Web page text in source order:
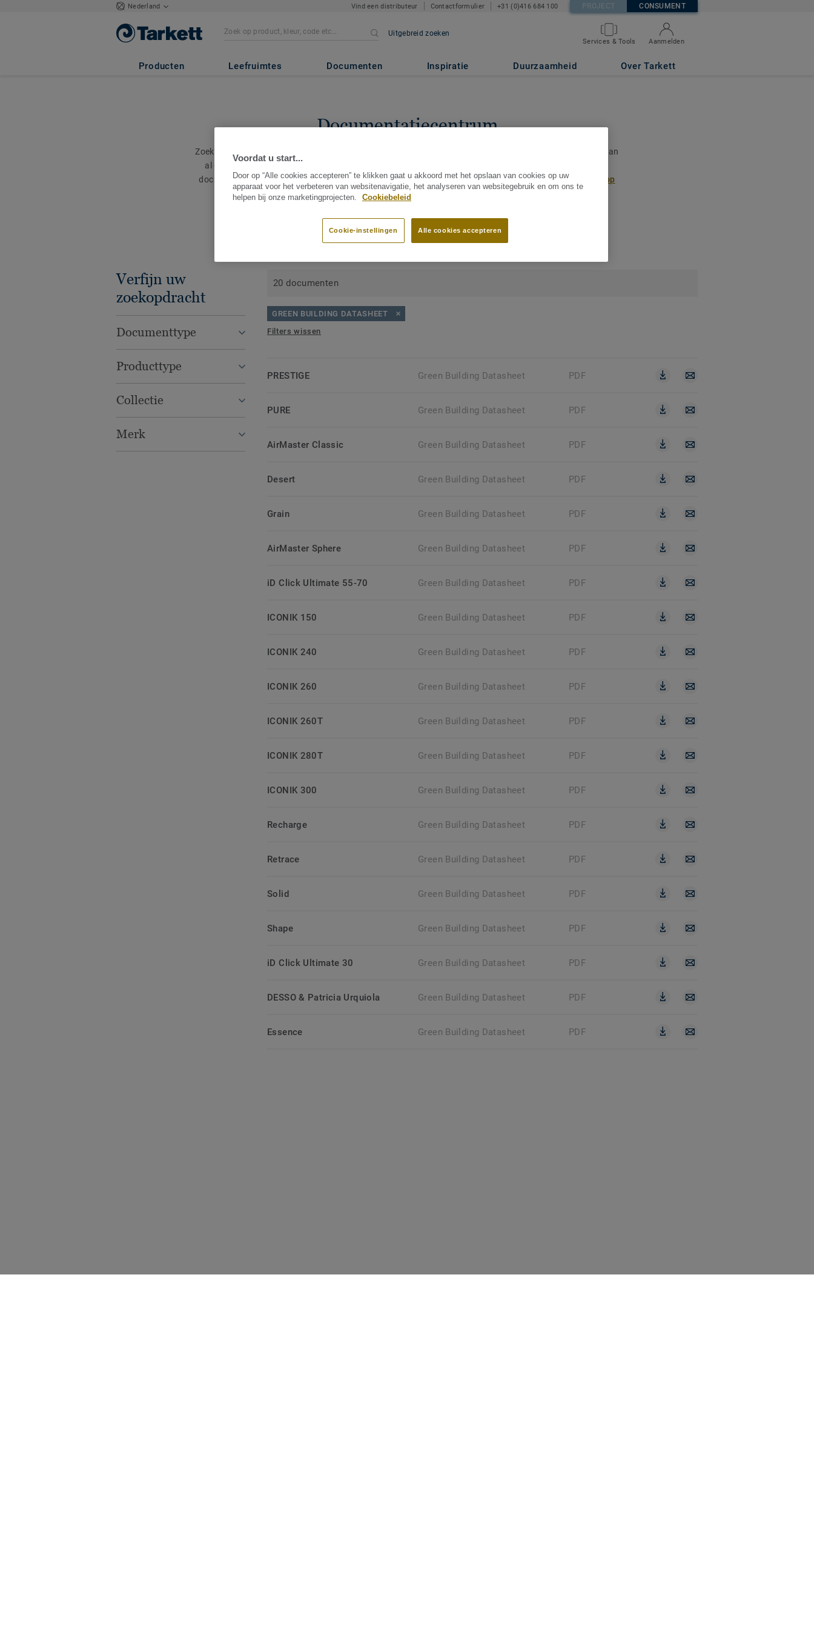
Nederland Vind een distributeur Contactformulier +31 (0)416 684 100 PROJECT CONSUMENT
Uitgebreid zoeken
Services & Tools Aanmelden
Producten Leefruimtes Documenten Inspiratie Duurzaamheid Over Tarkett
Documentatiecentrum
Zoekt u een specifiek document gerelateerd aan een bepaalde collectie? Hieronder vindt u een overzicht van
al onze documenten. U kan steeds documenten opslaan op uw Tarkett profiel: Meld u aan. Indien u een
document niet terug vindt, neem dan gerust contact met ons op.Meld u aanofNeem contact met ons op
Beheer/sla documenten op in uw profiel.
Verfijn uw
zoekopdracht
Documenttype
Producttype
Collectie
Merk
20 documenten
GREEN BUILDING DATASHEET
Filters wissen
PRESTIGE Green Building Datasheet PDF
PURE Green Building Datasheet PDF
AirMaster Classic Green Building Datasheet PDF
Desert Green Building Datasheet PDF
Grain Green Building Datasheet PDF
AirMaster Sphere Green Building Datasheet PDF
iD Click Ultimate 55-70 Green Building Datasheet PDF
ICONIK 150 Green Building Datasheet PDF
ICONIK 240 Green Building Datasheet PDF
ICONIK 260 Green Building Datasheet PDF
ICONIK 260T Green Building Datasheet PDF
ICONIK 280T Green Building Datasheet PDF
ICONIK 300 Green Building Datasheet PDF
Recharge Green Building Datasheet PDF
Retrace Green Building Datasheet PDF
Solid Green Building Datasheet PDF
Shape Green Building Datasheet PDF
iD Click Ultimate 30 Green Building Datasheet PDF
DESSO & Patricia Urquiola Green Building Datasheet PDF
Essence Green Building Datasheet PDF
Voordat u start...
Door op “Alle cookies accepteren” te klikken gaat u akkoord met het opslaan van cookies op uw
apparaat voor het verbeteren van websitenavigatie, het analyseren van websitegebruik en om ons te
helpen bij onze marketingprojecten.
Cookiebeleid
Alle cookies accepteren
Cookie-instellingen